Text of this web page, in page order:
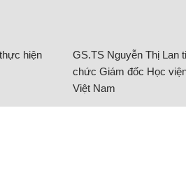
hiện
GS.TS Nguyễn Thị Lan
chức Giám đốc Học
Việt Nam